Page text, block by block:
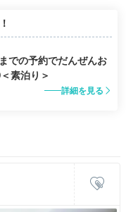
での予約でだんぜんお
素泊り＞
詳細を見る